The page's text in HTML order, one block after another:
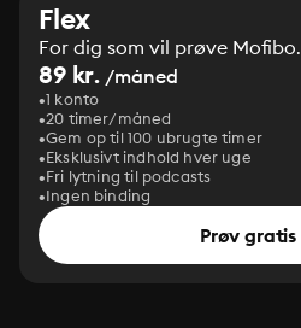
Flex
For dig som vil prøve Mofibo.
89 kr. /måned
1 konto
20 timer/måned
Gem op til 100 ubrugte timer
Eksklusivt indhold hver uge
Fri lytning til podcasts
Ingen binding
Prøv gratis